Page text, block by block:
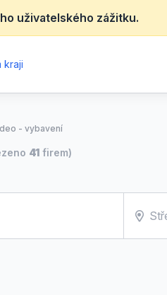
uživatelského zážitku.
kraji
- vybavení
41 firem)